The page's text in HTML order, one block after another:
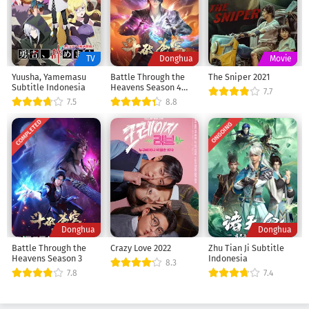
TV
Yuusha, Yamemasu
Subtitle Indonesia
7.5
Donghua
Battle Through the
Heavens Season 4
Episode 1
8.8
Movie
The Sniper 2021
7.7
COMPLETED
Donghua
Battle Through the
Heavens Season 3
7.8
Crazy Love 2022
8.3
ONGOING
Donghua
Zhu Tian Ji Subtitle
Indonesia
7.4